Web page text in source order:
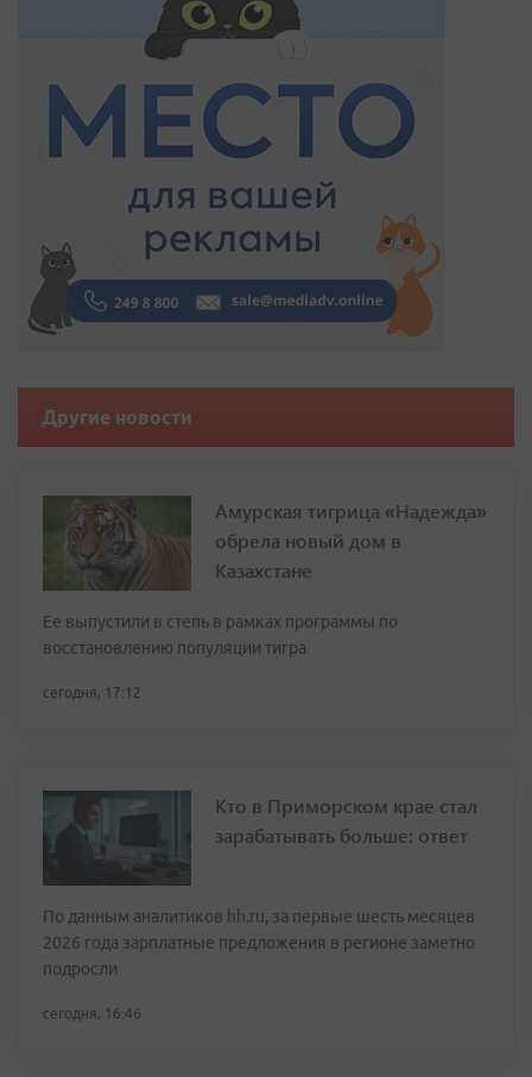
Другие новости
Амурская тигрица «Надежда»
обрела новый дом в
Казахстане
Ее выпустили в степь в рамках программы по
восстановлению популяции тигра
сегодня, 17:12
Кто в Приморском крае стал
зарабатывать больше: ответ
По данным аналитиков hh.ru, за первые шесть месяцев
2026 года зарплатные предложения в регионе заметно
подросли
сегодня, 16:46